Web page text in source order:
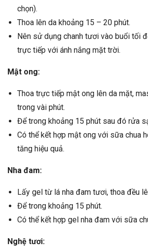
chọn).
Thoa lên da khoảng 15 – 20 phút.
Nên sử dụng chanh tươi vào buổi tối
trực tiếp với ánh nắng mặt trời.
Mật ong:
Thoa trực tiếp mật ong lên da mặt,
trong vài phút.
Để trong khoảng 15 phút sau đó rửa
Có thể kết hợp mật ong với sữa chua
tăng hiệu quả.
Nha đam:
Lấy gel từ lá nha đam tươi, thoa đều
Để trong khoảng 15 phút.
Có thể kết hợp gel nha đam với sữa
Nghệ tươi: